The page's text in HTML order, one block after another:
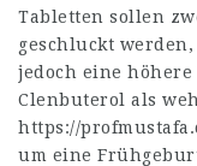
Tabletten sollen
geschluckt
jedoch eine höhere
Clenbuterol als
https://
um eine